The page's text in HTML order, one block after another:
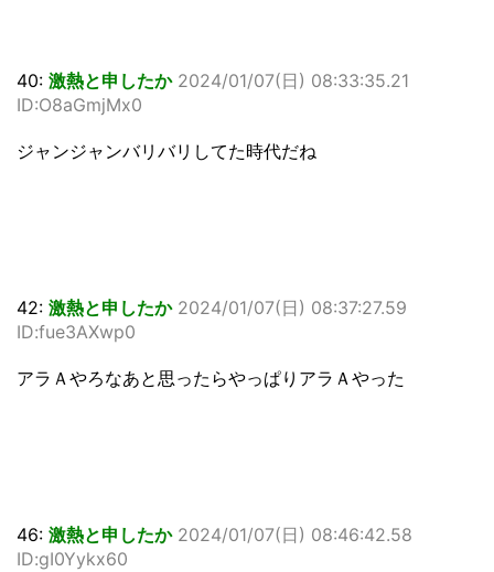
40: 激熱と申したか 2024/01/07(日) 08:33:35.21
ID:O8aGmjMx0
ジャンジャンバリバリしてた時代だね
42: 激熱と申したか 2024/01/07(日) 08:37:27.59
ID:fue3AXwp0
アラＡやろなあと思ったらやっぱりアラＡやった
46: 激熱と申したか 2024/01/07(日) 08:46:42.58
ID:gI0Yykx60